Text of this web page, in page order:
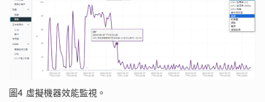
圖4 虛擬機器效能監視。